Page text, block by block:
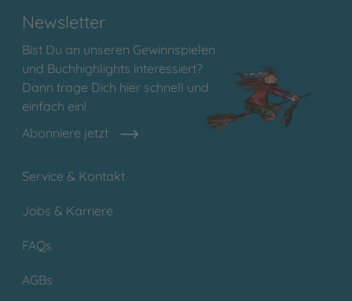
Newsletter
Bist Du an unseren Gewinnspielen
und Buchhighlights interessiert?
Dann trage Dich hier schnell und
einfach ein!
Abonniere jetzt
Service & Kontakt
Jobs & Karriere
FAQs
AGBs